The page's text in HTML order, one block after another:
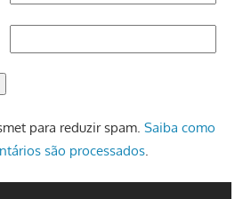
para reduzir spam. Saiba como
são processados.